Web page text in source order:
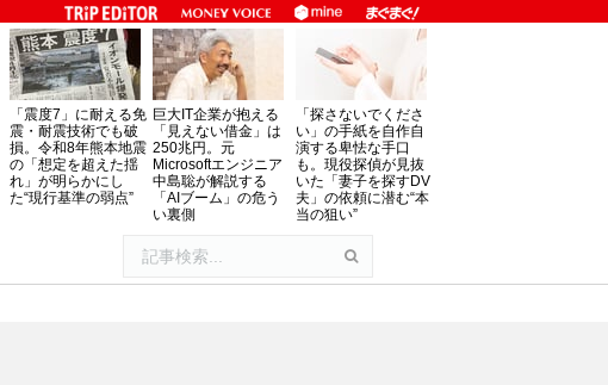
「震度7」に耐える免
震・耐震技術でも破
損。令和8年熊本地震
の「想定を超えた揺
れ」が明らかにし
た“現行基準の弱点”
巨大IT企業が抱える
「見えない借金」は
250兆円。元
Microsoftエンジニア
中島聡が解説する
「AIブーム」の危う
い裏側
「探さないでくださ
い」の手紙を自作自
演する卑怯な手口
も。現役探偵が見抜
いた「妻子を探すDV
夫」の依頼に潜む“本
当の狙い”